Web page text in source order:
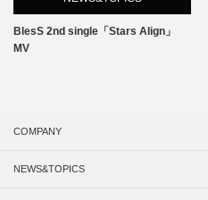
BlesS 2nd single「Stars Align」
MV
COMPANY
NEWS&TOPICS